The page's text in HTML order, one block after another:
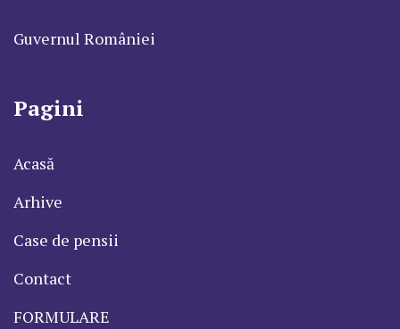
Guvernul României
Pagini
Acasă
Arhive
Case de pensii
Contact
FORMULARE